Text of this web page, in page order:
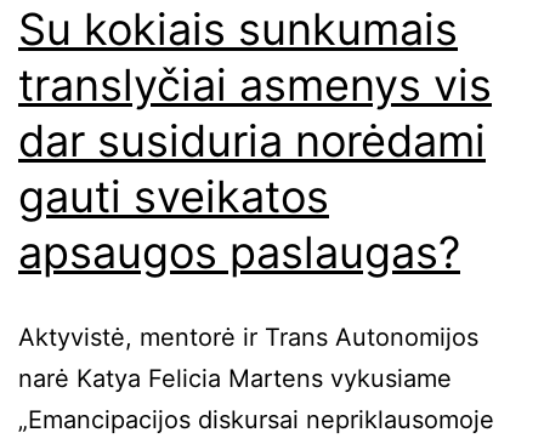
Su kokiais sunkumais
translyčiai asmenys vis
dar susiduria norėdami
gauti sveikatos
apsaugos paslaugas?
Aktyvistė, mentorė ir Trans Autonomijos
narė Katya Felicia Martens vykusiame
„Emancipacijos diskursai nepriklausomoje